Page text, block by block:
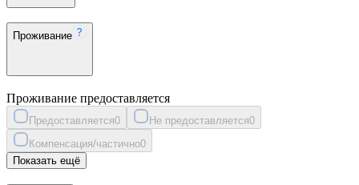
Проживание
Проживание предоставляется
Предоставляется0 Не предоставляется0
Компенсация/частично0
Показать ещё